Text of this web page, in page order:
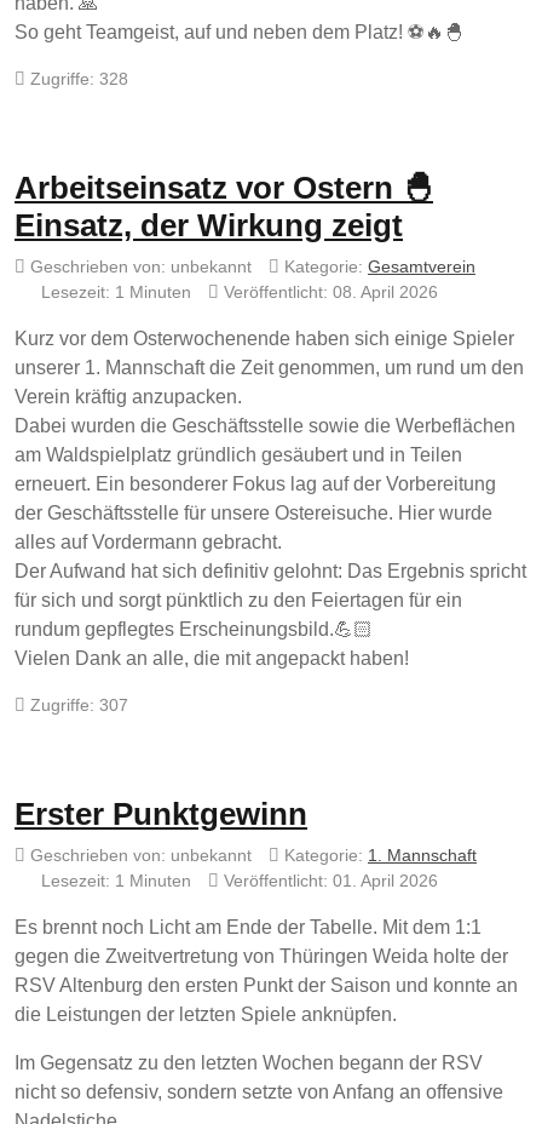
So geht Teamgeist, auf und neben dem Platz! ⚽🔥🐣
Zugriffe: 328
Arbeitseinsatz vor Ostern 🐣
Einsatz, der Wirkung zeigt
Geschrieben von: unbekannt Kategorie: Gesamtverein
Lesezeit: 1 Minuten
Veröffentlicht: 08. April 2026
Kurz vor dem Osterwochenende haben sich einige Spieler
unserer 1. Mannschaft die Zeit genommen, um rund um den
Verein kräftig anzupacken.
Dabei wurden die Geschäftsstelle sowie die Werbeflächen
am Waldspielplatz gründlich gesäubert und in Teilen
erneuert. Ein besonderer Fokus lag auf der Vorbereitung
der Geschäftsstelle für unsere Ostereisuche. Hier wurde
alles auf Vordermann gebracht.
Der Aufwand hat sich definitiv gelohnt: Das Ergebnis spricht
für sich und sorgt pünktlich zu den Feiertagen für ein
rundum gepflegtes Erscheinungsbild.💪🏻
Vielen Dank an alle, die mit angepackt haben!
Zugriffe: 307
Erster Punktgewinn
Geschrieben von: unbekannt Kategorie: 1. Mannschaft
Lesezeit: 1 Minuten
Veröffentlicht: 01. April 2026
Es brennt noch Licht am Ende der Tabelle. Mit dem 1:1
gegen die Zweitvertretung von Thüringen Weida holte der
RSV Altenburg den ersten Punkt der Saison und konnte an
die Leistungen der letzten Spiele anknüpfen.
Im Gegensatz zu den letzten Wochen begann der RSV
nicht so defensiv, sondern setzte von Anfang an offensive